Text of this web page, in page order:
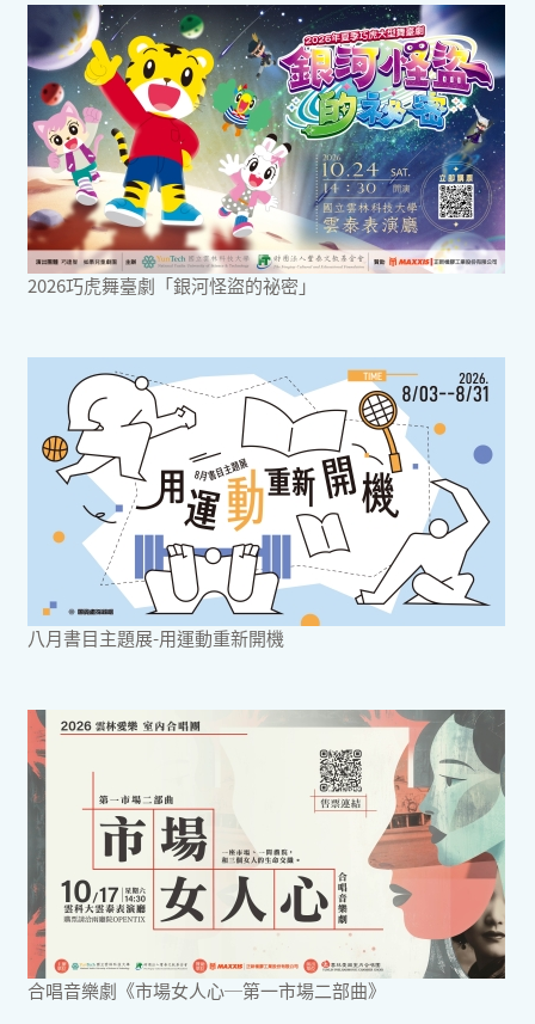
2026巧虎舞臺劇「銀河怪盜的祕密」
八月書目主題展-用運動重新開機
合唱音樂劇《市場女人心─第一市場二部曲》